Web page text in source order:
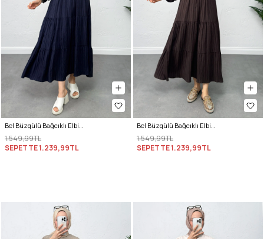
Bel Büzgülü Bağcıklı Elbise 0081 - LACİVERT
1.549,99TL
SEPETTE1.239,99TL
Bel Büzgülü Bağcıklı Elbise 0081 - KAHVERENGİ
1.549,99TL
SEPETTE1.239,99TL